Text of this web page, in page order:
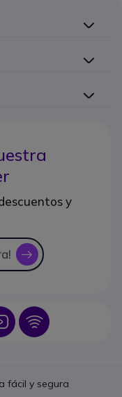
y
icon
Icon Icon
fácil y segura